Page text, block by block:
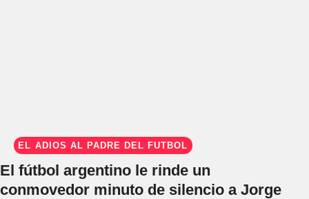
EL ADIÓS AL PADRE DEL FÚTBOL
El fútbol argentino le rinde un
conmovedor minuto de silencio a Jorge